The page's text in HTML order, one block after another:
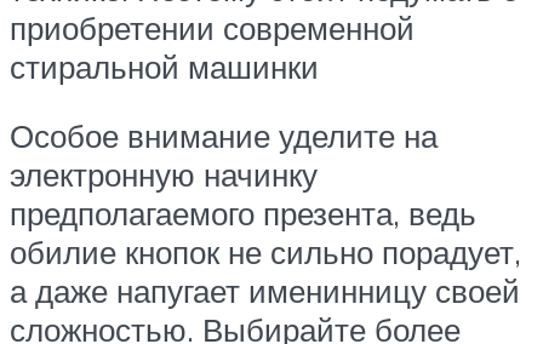
приобретении современной
стиральной машинки
Особое внимание уделите на
электронную начинку
предполагаемого презента, ведь
обилие кнопок не сильно порадует,
а даже напугает именинницу своей
сложностью. Выбирайте более